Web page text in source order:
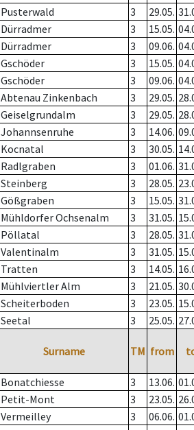
Pusterwald 3 29.05.
Dürradmer 3 15.05.
Dürradmer 3 09.06.
Gschöder 3 15.05.
Gschöder 3 09.06.
Abtenau Zinkenbach 3 29.05.
Geiselgrundalm 3 29.05.
Johannsenruhe 3 14.06.
Kocnatal 3 30.05.
Radlgraben 3 01.06.
Steinberg 3 28.05.
Gößgraben 3 15.05.
Mühldorfer Ochsenalm 3 31.05.
Pöllatal 3 28.05.
Valentinalm 3 31.05.
Tratten 3 14.05.
Mühlviertler Alm 3 21.05.
Scheiterboden 3 23.05.
Seetal 3 25.05.
Surname TM from
Bonatchiesse 3 13.06.
Petit-Mont 3 23.05.
Vermeilley 3 06.06.